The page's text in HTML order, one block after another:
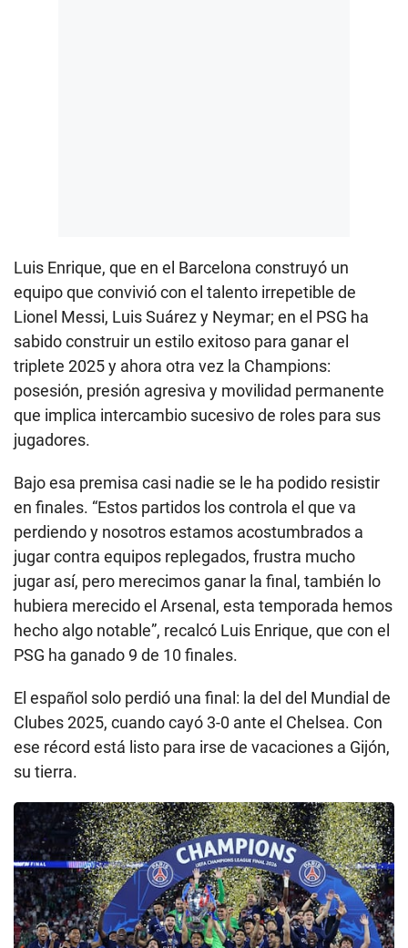
Luis Enrique, que en el Barcelona construyó un
equipo que convivió con el talento irrepetible de
Lionel Messi, Luis Suárez y Neymar; en el PSG ha
sabido construir un estilo exitoso para ganar el
triplete 2025 y ahora otra vez la Champions:
posesión, presión agresiva y movilidad permanente
que implica intercambio sucesivo de roles para sus
jugadores.
Bajo esa premisa casi nadie se le ha podido resistir
en finales. “Estos partidos los controla el que va
perdiendo y nosotros estamos acostumbrados a
jugar contra equipos replegados, frustra mucho
jugar así, pero merecimos ganar la final, también lo
hubiera merecido el Arsenal, esta temporada hemos
hecho algo notable”, recalcó Luis Enrique, que con el
PSG ha ganado 9 de 10 finales.
El español solo perdió una final: la del del Mundial de
Clubes 2025, cuando cayó 3-0 ante el Chelsea. Con
ese récord está listo para irse de vacaciones a Gijón,
su tierra.